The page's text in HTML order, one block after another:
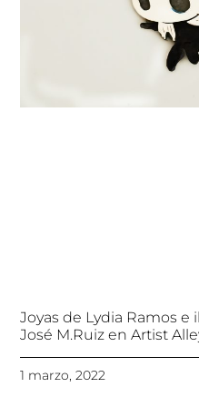
Joyas de Lydia Ramos
José M.Ruiz en Artist
1 marzo, 2022